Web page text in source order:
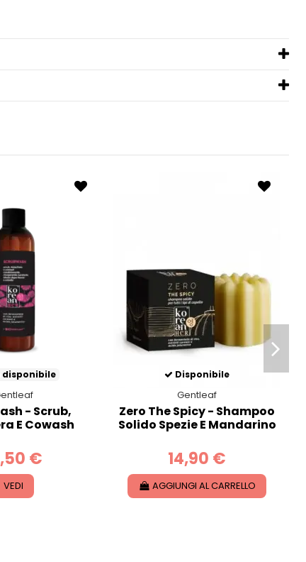
- Scrub,
E Cowash
€
VEDI
Disponibile
Gentleaf
Zero The Spicy - Shampoo
Solido Spezie E Mandarino
14,90 €
AGGIUNGI AL CARRELLO